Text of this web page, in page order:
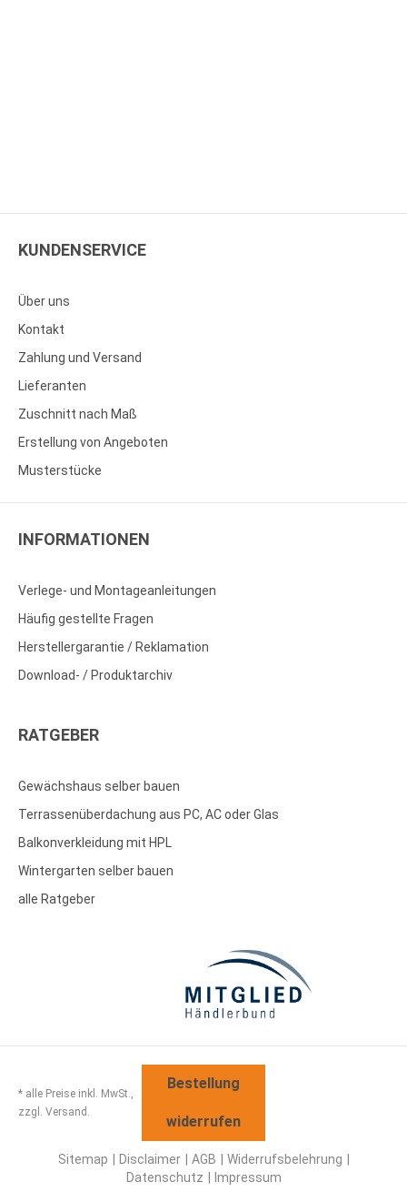
KUNDENSERVICE
Über uns
Kontakt
Zahlung und Versand
Lieferanten
Zuschnitt nach Maß
Erstellung von Angeboten
Musterstücke
INFORMATIONEN
Verlege- und Montageanleitungen
Häufig gestellte Fragen
Herstellergarantie / Reklamation
Download- / Produktarchiv
RATGEBER
Gewächshaus selber bauen
Terrassenüberdachung aus PC, AC oder Glas
Balkonverkleidung mit HPL
Wintergarten selber bauen
alle Ratgeber
* alle Preise inkl. MwSt.,
zzgl. Versand.
Bestellung
widerrufen
Sitemap Disclaimer AGB
Widerrufsbelehrung
Datenschutz
Impressum